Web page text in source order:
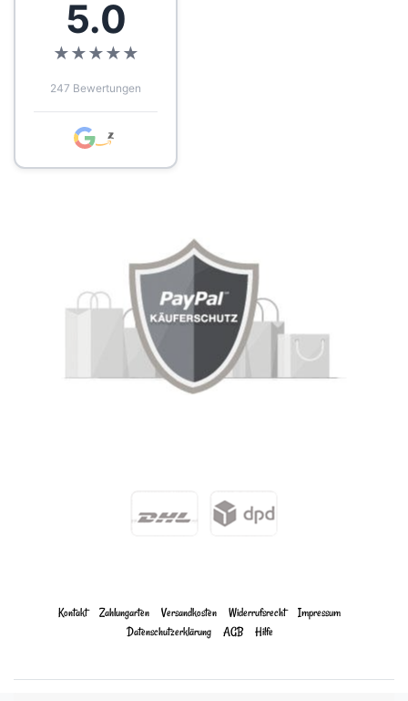
5.0
★★★★★
247 Bewertungen
Kontakt Zahlungarten Versandkosten Widerrufs­recht
Impressum
Daten­schutz­erklärung
AGB Hilfe